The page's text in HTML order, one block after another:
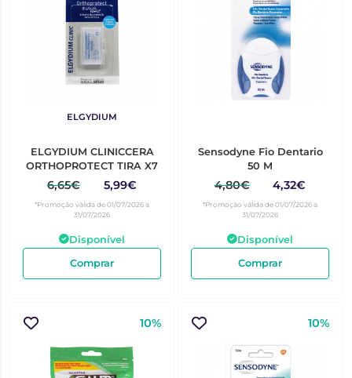
ELGYDIUM
ELGYDIUM CLINICCERA
ORTHOPROTECT TIRA X7
6,65€ 5,99€
*Promoção válida de 01/07/2026 a
31/07/2026
Disponível
Comprar
Sensodyne Fio Dentario
50 M
4,80€ 4,32€
*Promoção válida de 01/07/2026 a
31/07/2026
Disponível
Comprar
10% 10%